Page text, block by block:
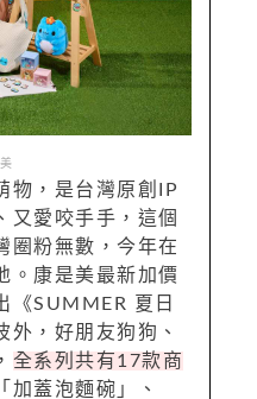
物，是台灣原創IP
又愛咬手手，這個
圈粉無數，今年在
。康是美最新加價
《SUMMER 夏日
外，好朋友狗狗、
全系列共有17款商
加蓋泡麵碗」、